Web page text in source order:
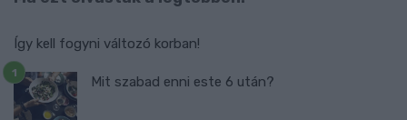
Így kell fogyni változó korban!
Mit szabad enni este 6 után?